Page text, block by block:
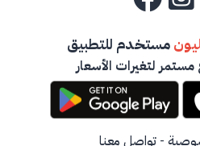
مستخدم للتطبيق
لتغيرات الأسعار
- تواصل معنا